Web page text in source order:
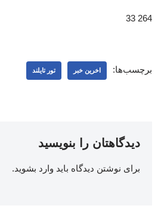
264 33
برچسب‌ها: اخرین خبر تور تایلند
دیدگاهتان را بنویسید
برای نوشتن دیدگاه باید وارد بشوید.